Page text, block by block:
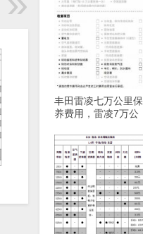
丰田雷凌七万公里保
养费用，雷凌7万公